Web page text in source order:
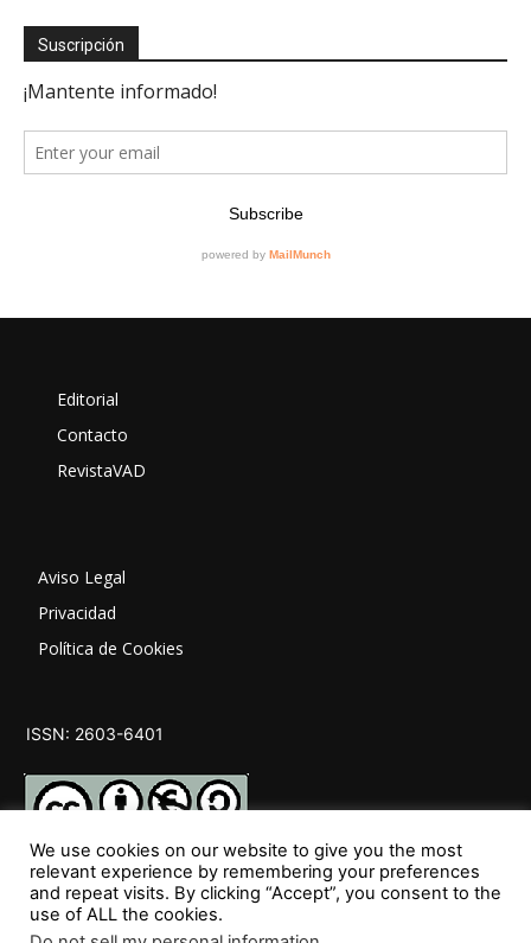
Suscripción
Editorial
Contacto
RevistaVAD
Aviso Legal
Privacidad
Política de Cookies
ISSN: 2603-6401
SÍGUENOS
We use cookies on our website to give you the most
relevant experience by remembering your preferences
and repeat visits. By clicking “Accept”, you consent to the
use of ALL the cookies.